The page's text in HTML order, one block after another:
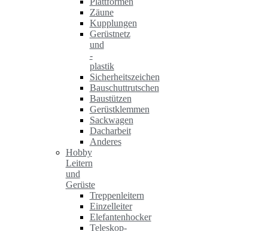
Zäune
Kupplungen
Gerüstnetz
und
-
plastik
Sicherheitszeichen
Bauschuttrutschen
Baustützen
Gerüstklemmen
Sackwagen
Dacharbeit
Anderes
Hobby
Leitern
und
Gerüste
Treppenleitern
Einzelleiter
Elefantenhocker
Teleskop-